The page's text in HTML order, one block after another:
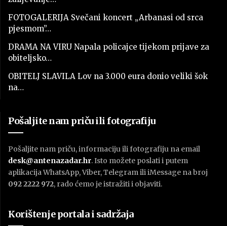
FOTOGALERIJA Svečani koncert „Arbanasi od srca
pjesmom”…
DRAMA NA VIRU Napala policajce tijekom prijave za
obiteljsko…
OBITELJ SLAVILA Lov na 3.000 eura donio veliki šok
na…
Pošaljite nam priču ili fotografiju
Pošaljite nam priču, informaciju ili fotografiju na email
desk@antenazadar.hr. Isto možete poslati i putem
aplikacija WhatsApp, Viber, Telegram ili iMessage na broj
092 2222 972, rado ćemo je istražiti i objaviti.
Korištenje portala i sadržaja